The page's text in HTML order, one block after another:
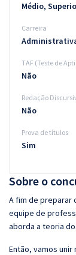
Sobre o
A fim de preparar
equipe de
aborda a teoria
Então, vamos unir
Médio,
Carreira
TAF (Teste de
Não
Redação
Não
Prova de títulos
Sim